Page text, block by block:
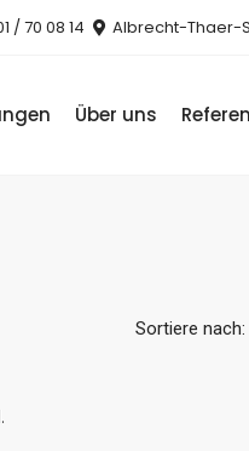
/ 70 08 14 Albrecht-Thaer-
Über uns
Sortiere nach: